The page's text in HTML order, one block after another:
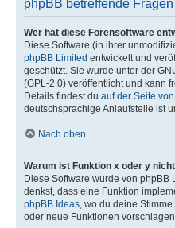
phpBB betreffende Fragen
Wer hat diese Forensoftware
Diese Software (in ihrer
phpBB Limited entwickelt und
geschützt. Sie wurde unter der
(GPL-2.0) veröffentlicht und kann
Details findest du auf der Seite
deutschsprachige Anlaufstelle ist
Nach oben
Warum ist Funktion x oder y
Diese Software wurde von phpBB
denkst, dass eine Funktion
phpBB Ideas, wo du deine
oder neue Funktionen